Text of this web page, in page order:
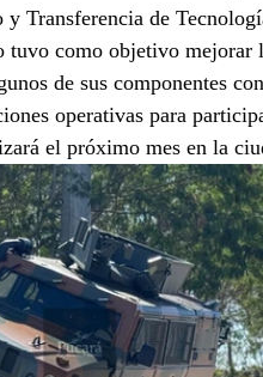
Transferencia de
como objetivo mejorar
de sus componentes
operativas para
el próximo mes en la